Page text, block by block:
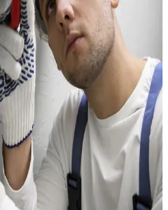
panne (thermostat grillé,
(code erreur, givre,
plus ou qui se dérègle
(fuite, ne chauffe plus)
minutes avec les pièces de
Pour les radiateurs électriques
l'appareil dans la journée
en stock.
toute intervention, suivi d'un
le 07 75 71 52 52
en cas